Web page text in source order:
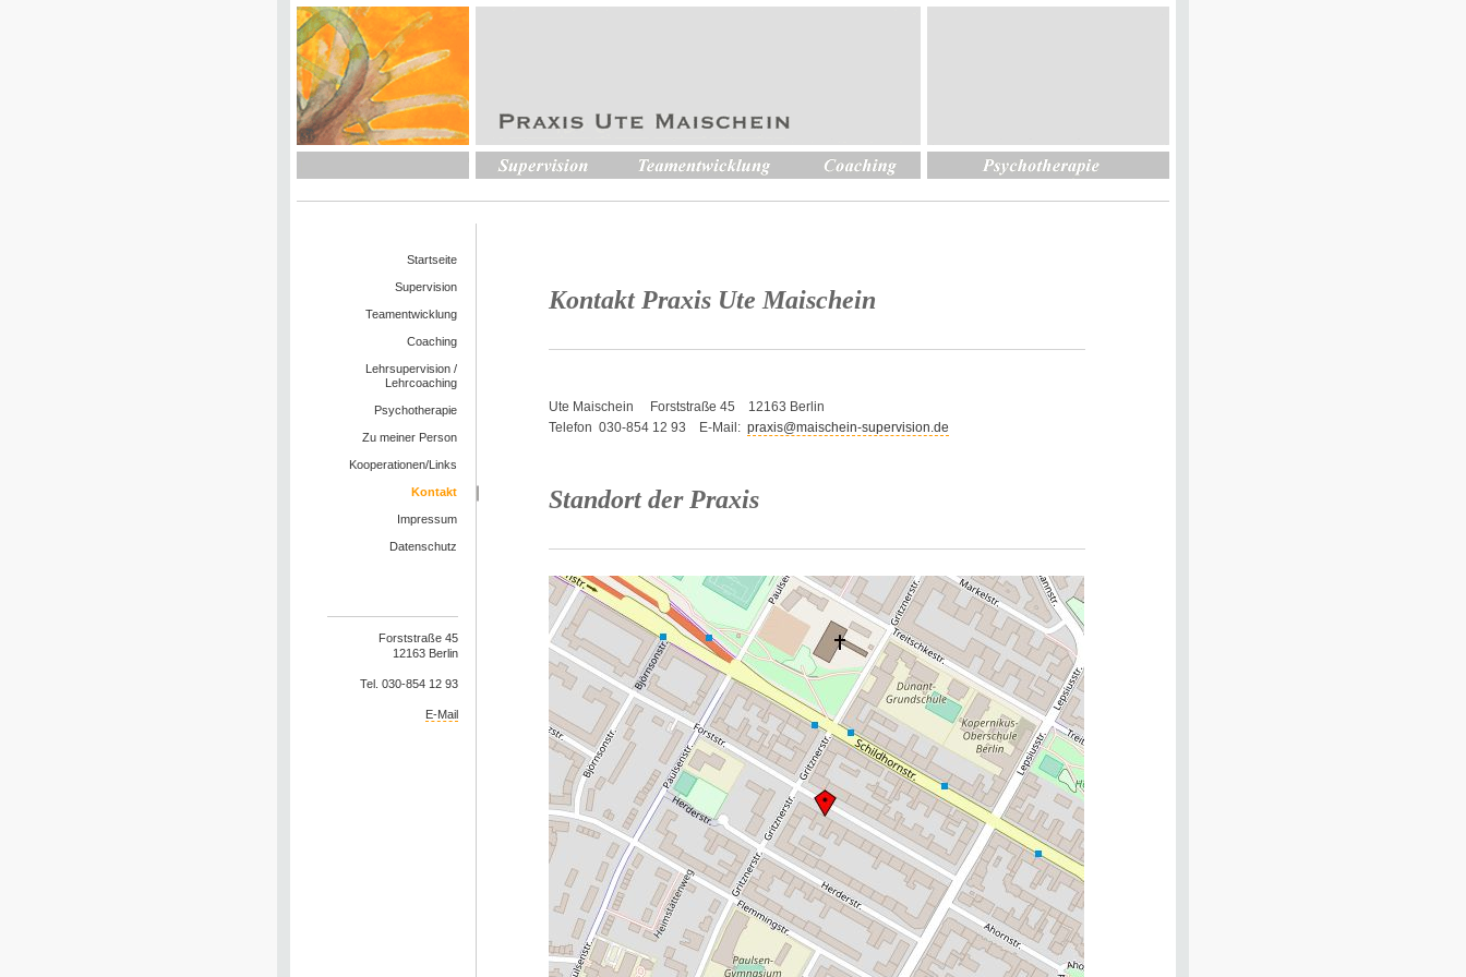
Startseite
Supervision
Teamentwicklung
Coaching
Lehrsupervision /
Lehrcoaching
Psychotherapie
Zu meiner Person
Kooperationen/Links
Kontakt
Impressum
Datenschutz
Forststraße 45
12163 Berlin
Tel. 030-854 12 93
E-Mail
Kontakt Praxis Ute Maischein
Ute Maischein Forststraße 45 12163 Berlin
Telefon 030-854 12 93 E-Mail: praxis@maischein-supervision.de
Standort der Praxis